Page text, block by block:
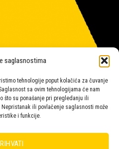
saglasnostima
tehnologije poput kolačića za čuvanje
sa ovim tehnologijama će nam
što su ponašanje pri pregledanju ili
ili povlačenje saglasnosti može
i funkcije.